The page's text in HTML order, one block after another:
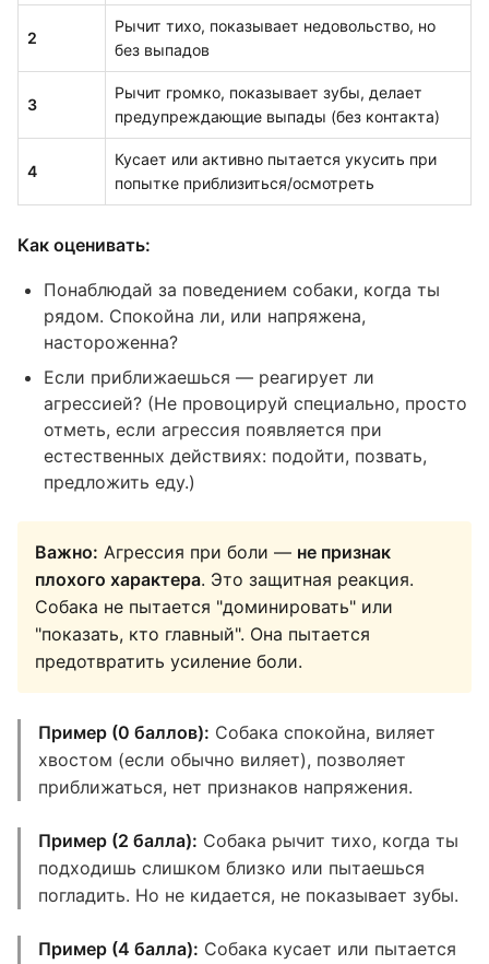
2
Рычит тихо, показывает недовольство, но
без выпадов
3
Рычит громко, показывает зубы, делает
предупреждающие выпады (без контакта)
4
Кусает или активно пытается укусить при
попытке приблизиться/осмотреть
Как оценивать:
Понаблюдай за поведением собаки, когда ты
рядом. Спокойна ли, или напряжена,
настороженна?
Если приближаешься — реагирует ли
агрессией? (Не провоцируй специально, просто
отметь, если агрессия появляется при
естественных действиях: подойти, позвать,
предложить еду.)
Важно: Агрессия при боли — не признак
плохого характера. Это защитная реакция.
Собака не пытается "доминировать" или
"показать, кто главный". Она пытается
предотвратить усиление боли.
Пример (0 баллов): Собака спокойна, виляет
хвостом (если обычно виляет), позволяет
приближаться, нет признаков напряжения.
Пример (2 балла): Собака рычит тихо, когда ты
подходишь слишком близко или пытаешься
погладить. Но не кидается, не показывает зубы.
Пример (4 балла): Собака кусает или пытается